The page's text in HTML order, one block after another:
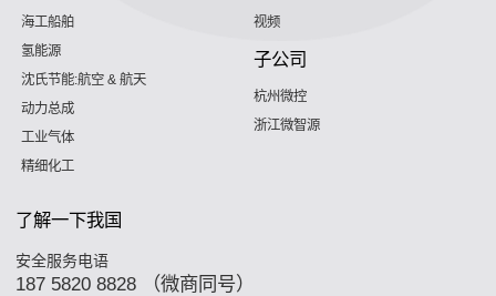
海工船舶
氢能源
沈氏节能:航空 & 航天
动力总成
工业气体
精细化工
视频
子公司
杭州微控
浙江微智源
了解一下我国
安全服务电语
187 5820 8828 （微商同号）